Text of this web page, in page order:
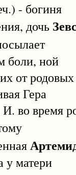
- богиня
дочь
боли, ной
от родовых
Гера
во время
у матери